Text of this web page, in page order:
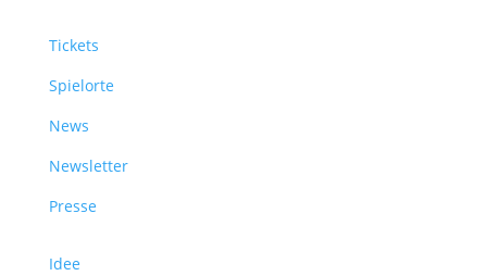
Tickets
Spielorte
News
Newsletter
Presse
Idee